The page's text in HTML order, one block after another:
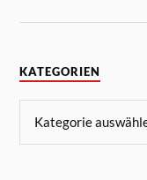
KATEGORIEN